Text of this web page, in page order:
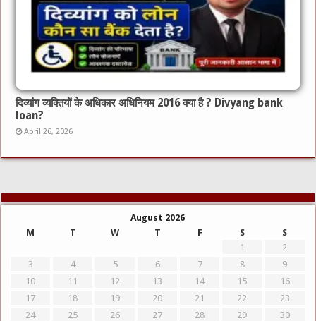
दिव्यांग व्यक्तियों के अधिकार अधिनियम 2016 क्या है ? Divyang bank
loan?
April 26, 2026
August 2026
M
T W T F S
S
1
2
3
4 5 6 7 8
9
10
11 12 13 14 15
16
17
18 19 20 21 22
23
24
25 26 27 28 29
30